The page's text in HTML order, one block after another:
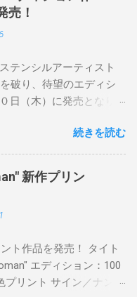
売！
テンシルアーティスト
破り、待望のエディシ
日（木）に発売となり
ルは今作でも健在。(
らから ) 発売日：6月30
SWEET KISS カラー：
YELLOW エディショ
× 550mm 価格：
は、 こちら から
続きを読む
新作プリン
ト作品を発売！ タイト
エディション：100
プリント サイン／ナンバ